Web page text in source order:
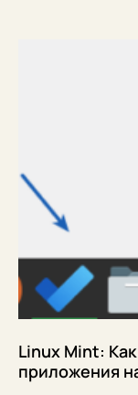
Linux Mint:
приложения